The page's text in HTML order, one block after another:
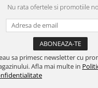
Nu rata ofertele si promotiile
sa primesc newsletter cu
Afla mai multe in